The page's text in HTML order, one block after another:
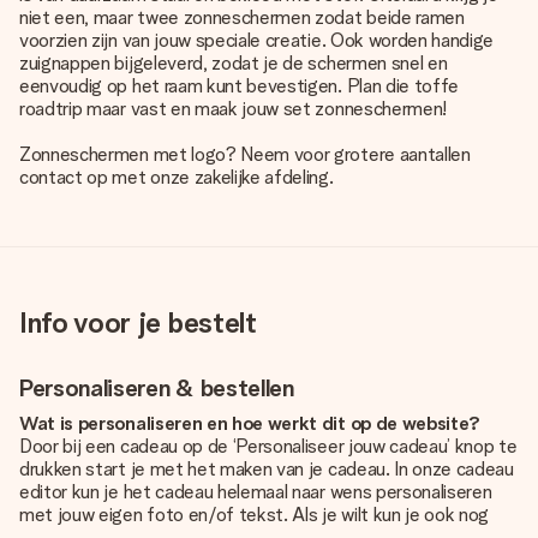
niet een, maar twee zonneschermen zodat beide ramen
voorzien zijn van jouw speciale creatie. Ook worden handige
zuignappen bijgeleverd, zodat je de schermen snel en
eenvoudig op het raam kunt bevestigen. Plan die toffe
roadtrip maar vast en maak jouw set zonneschermen!
Zonneschermen met logo? Neem voor grotere aantallen
contact op met onze zakelijke afdeling.
Info voor je bestelt
Personaliseren & bestellen
Wat is personaliseren en hoe werkt dit op de website?
Door bij een cadeau op de ‘Personaliseer jouw cadeau’ knop te
drukken start je met het maken van je cadeau. In onze cadeau
editor kun je het cadeau helemaal naar wens personaliseren
met jouw eigen foto en/of tekst. Als je wilt kun je ook nog